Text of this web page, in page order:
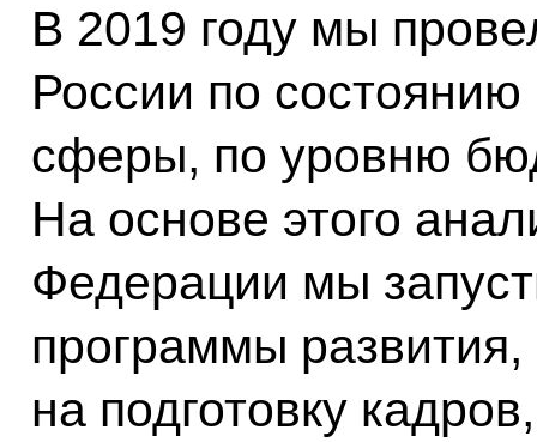
В 2019 году мы
России по
сферы, по уровню
На основе этого
Федерации мы
программы
на подготовку